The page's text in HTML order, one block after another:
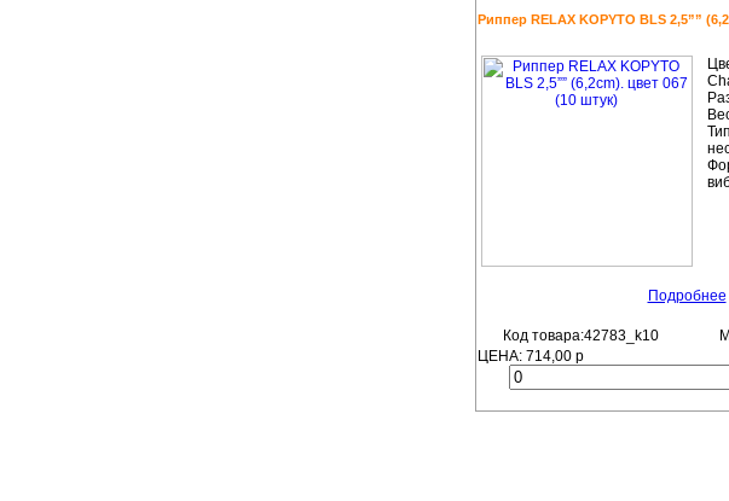
Риппер RELAX KOPYTO BLS 2,5””
Подробнее
Код товара:42783_k10
ЦЕНА: 714,00 р